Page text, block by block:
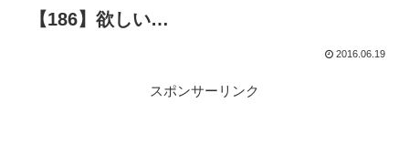
【186】欲しい…
2016.06.19
スポンサーリンク